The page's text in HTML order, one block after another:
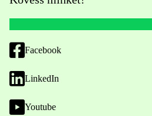
Facebook
LinkedIn
Youtube